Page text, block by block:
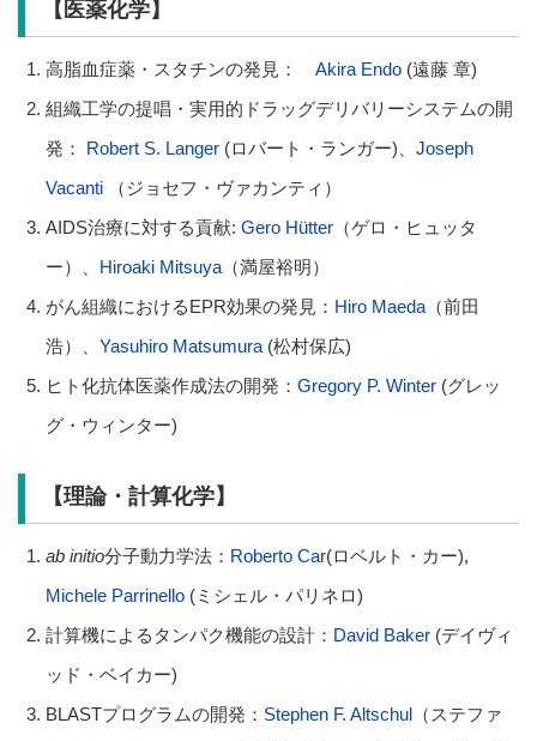
【医薬化学】
高脂血症薬・スタチンの発見： Akira Endo (遠藤 章)
組織工学の提唱・実用的ドラッグデリバリーシステムの開
発：
Robert S. Langer(ロバート・ランガー)、 Joseph
Vacanti
（ジョセフ・ヴァカンティ）
AIDS治療に対する貢献: Gero Hütter（ゲロ・ヒュッタ
ー）、 Hiroaki Mitsuya（満屋裕明）
がん組織におけるEPR効果の発見： Hiro Maeda（前田
浩）、 Yasuhiro Matsumura(松村保広)
ヒト化抗体医薬作成法の開発： Gregory P. Winter(グレッ
グ・ウィンター)
【理論・計算化学】
ab initio分子動力学法： Roberto Car(ロベルト・カー),
Michele Parrinello (ミシェル・パリネロ)
計算機によるタンパク機能の設計： David Baker(デイヴィ
ッド・ベイカー)
BLASTプログラムの開発： Stephen F. Altschul（ステファ